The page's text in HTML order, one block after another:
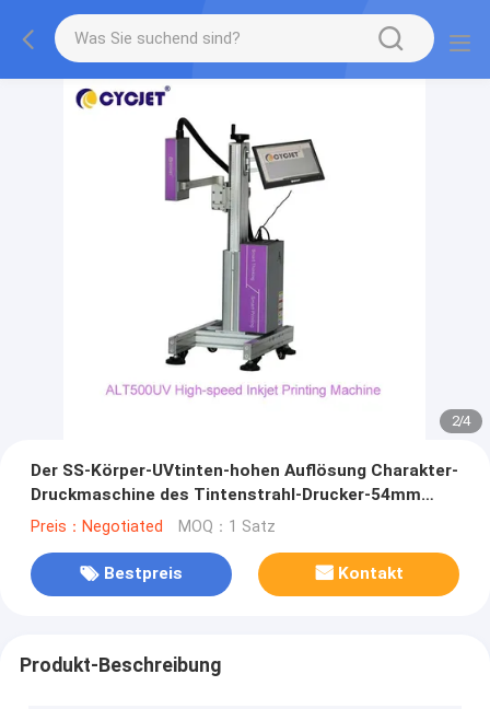
2/4
Der SS-Körper-UVtinten-hohen Auflösung Charakter-
Druckmaschine des Tintenstrahl-Drucker-54mm
große
Preis：Negotiated MOQ：1 Satz
Bestpreis Kontakt
Produkt-Beschreibung